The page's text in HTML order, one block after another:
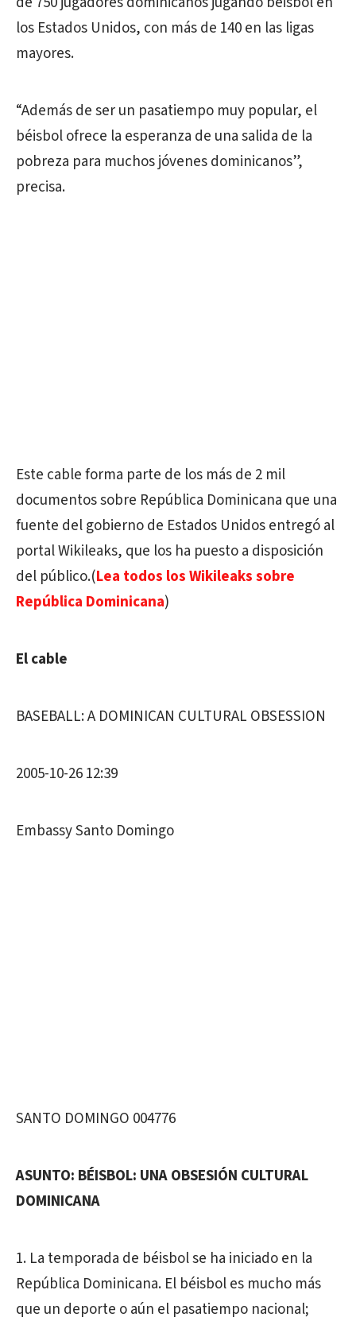
los Estados Unidos, con más de 140 en las ligas
mayores.
“Además de ser un pasatiempo muy popular, el
béisbol ofrece la esperanza de una salida de la
pobreza para muchos jóvenes dominicanos”,
precisa.
Este cable forma parte de los más de 2 mil
documentos sobre República Dominicana que una
fuente del gobierno de Estados Unidos entregó al
portal Wikileaks, que los ha puesto a disposición
del público.(Lea todos los Wikileaks sobre
República Dominicana)
El cable
BASEBALL: A DOMINICAN CULTURAL OBSESSION
2005-10-26 12:39
Embassy Santo Domingo
SANTO DOMINGO 004776
ASUNTO: BÉISBOL: UNA OBSESIÓN CULTURAL
DOMINICANA
1. La temporada de béisbol se ha iniciado en la
República Dominicana. El béisbol es mucho más
que un deporte o aún el pasatiempo nacional;